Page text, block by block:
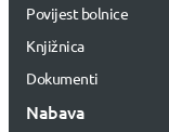
Povijest bolnice
Knjižnica
Dokumenti
Nabava